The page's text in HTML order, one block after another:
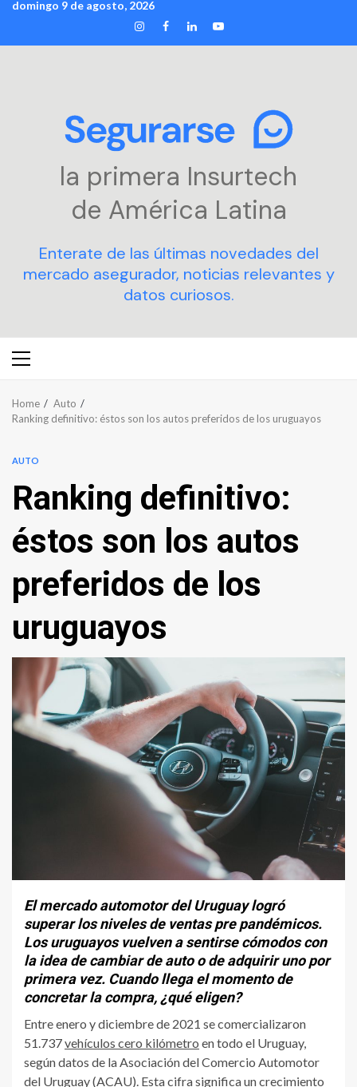
Skip
content
domingo 9 de agosto, 2026
INSTAGRAM
FACEBOOK
LINKEDIN
YOUTUBE
la primera Insurtech
de América Latina
Enterate de las últimas novedades del
mercado asegurador, noticias relevantes y
datos curiosos.
Primary
Home
Auto
Ranking definitivo: éstos son los autos preferidos de los uruguayos
AUTO
Ranking definitivo:
éstos son los autos
preferidos de los
uruguayos
El mercado automotor del Uruguay logró
superar los niveles de ventas pre pandémicos.
Los uruguayos vuelven a sentirse cómodos con
la idea de cambiar de auto o de adquirir uno por
primera vez. Cuando llega el momento de
concretar la compra, ¿qué eligen?
Entre enero y diciembre de 2021 se comercializaron
51.737vehículos cero kilómetro en todo el Uruguay,
según datos de la Asociación del Comercio Automotor
del Uruguay (ACAU). Esta cifra significa un crecimiento